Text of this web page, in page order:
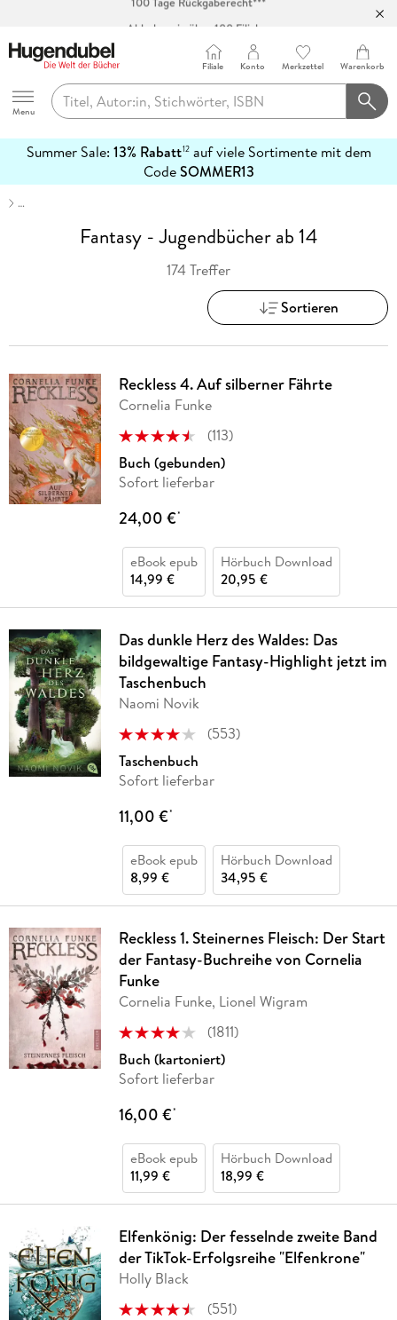
Abholung in über 100 Filialen
Hugendubel
Menu
Filiale Konto Merkzettel Warenkorb
Summer Sale: 13% Rabatt12auf viele Sortimente mit dem
CodeSOMMER13
erfahren
…
Fantasy - Jugendbücher ab 14
174 Treffer
Sortieren
Reckless 4. Auf silberner Fährte
Cornelia Funke
(113)
Buch (gebunden)
Sofort lieferbar
24,00 €*
eBook epub
14,99 €
Hörbuch Download
20,95 €
Das dunkle Herz des Waldes: Das
bildgewaltige Fantasy-Highlight jetzt im
Taschenbuch
Naomi Novik
(553)
Taschenbuch
Sofort lieferbar
11,00 €*
eBook epub
8,99 €
Hörbuch Download
34,95 €
Reckless 1. Steinernes Fleisch: Der Start
der Fantasy-Buchreihe von Cornelia
Funke
Cornelia Funke, Lionel Wigram
(1811)
Buch (kartoniert)
Sofort lieferbar
16,00 €*
eBook epub
11,99 €
Hörbuch Download
18,99 €
Elfenkönig: Der fesselnde zweite Band
der TikTok-Erfolgsreihe "Elfenkrone"
Holly Black
(551)